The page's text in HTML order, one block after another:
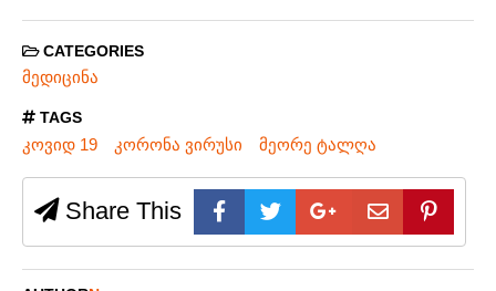
CATEGORIES
მედიცინა
TAGS
კოვიდ 19 კორონა ვირუსი მეორე ტალღა
Share This